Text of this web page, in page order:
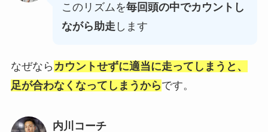
このリズムを毎回頭の中でカウントし
ながら助走 します
なぜなら カウントせずに適当に走ってしまうと、
足が合わなくなってしまうからです。
内川コーチ